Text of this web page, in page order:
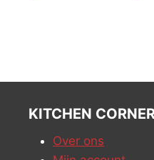
KITCHEN
Over ons